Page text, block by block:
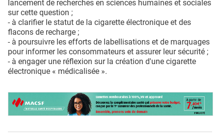
lancement de recherches en sciences humaines et sociales
sur cette question ;
- à clarifier le statut de la cigarette électronique et des
flacons de recharge ;
- à poursuivre les efforts de labellisations et de marquages
pour informer les consommateurs et assurer leur sécurité ;
- à engager une réflexion sur la création d'une cigarette
électronique « médicalisée ».